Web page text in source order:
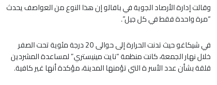
وقالت إدارة الأرصاد الجوية في بافالو إن هذا النوع من العواصف يحدث
“مرة واحدة فقط في كل جيل”.
في شيكاغو حيث تدنت الحرارة إلى حوالى 20 درجة مئوية تحت الصفر
خلال نهار الجمعة، كانت منظمة “نايت مينيستري” لمساعدة المشردين
قلقة بشأن عدد الأسر ة التي تؤمنها المدينة، مؤكدة أنها غير كافية.